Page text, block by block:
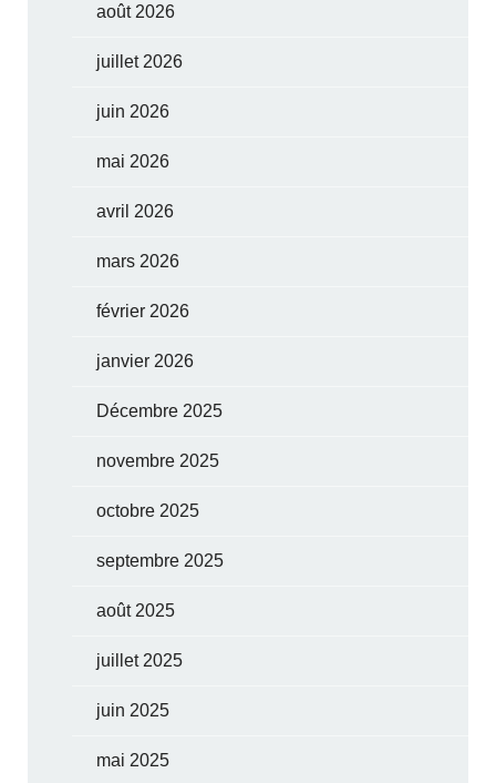
août 2026
juillet 2026
juin 2026
mai 2026
avril 2026
mars 2026
février 2026
janvier 2026
Décembre 2025
novembre 2025
octobre 2025
septembre 2025
août 2025
juillet 2025
juin 2025
mai 2025